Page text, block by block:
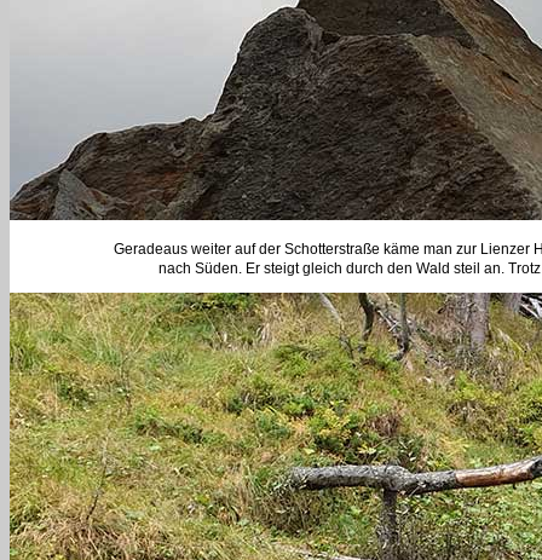
Geradeaus weiter auf der Schotterstraße käme man zur Lienzer
nach Süden. Er steigt gleich durch den Wald steil an.